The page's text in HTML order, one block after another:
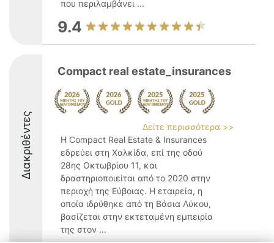
που περιλαμβάνει ...
9.4
Διακριθέντες
Compact real estate_insurances
Δείτε περισσότερα >>
Η Compact Real Estate & Insurances
εδρεύει στη Χαλκίδα, επί της οδού
28ης Οκτωβρίου 11, και
δραστηριοποιείται από το 2020 στην
περιοχή της Εύβοιας. Η εταιρεία, η
οποία ιδρύθηκε από τη Βάσια Λύκου,
βασίζεται στην εκτεταμένη εμπειρία
της στον ...